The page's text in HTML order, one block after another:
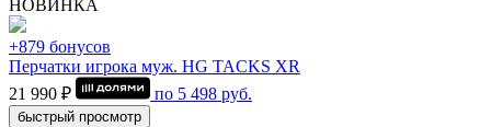
НОВИНКА
+879 бонусов
Перчатки игрока муж. HG TACKS XR
21 990 ₽
по 5 498 руб.
быстрый просмотр